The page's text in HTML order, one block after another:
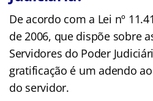
De acordo com a Lei nº
de 2006, que dispõe sobre
Servidores do Poder
gratificação é um adendo
do servidor.